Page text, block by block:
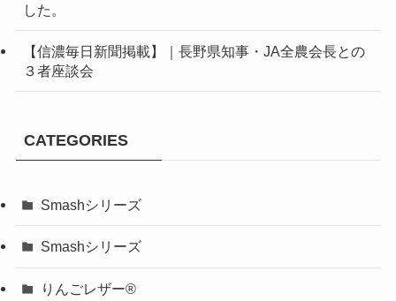
した。
【信濃毎日新聞掲載】｜長野県知事・JA全農会長との
３者座談会
CATEGORIES
Smashシリーズ
Smashシリーズ
りんごレザー®